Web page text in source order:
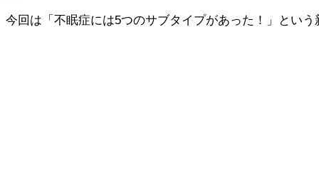
今回は「不眠症には5つのサブタイプがあった！」という